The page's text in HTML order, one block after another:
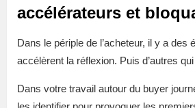
accélérateurs et
Dans le périple de l’acheteur, il y a des
accélèrent la réflexion. Puis d’autres
Dans votre travail autour du buyer